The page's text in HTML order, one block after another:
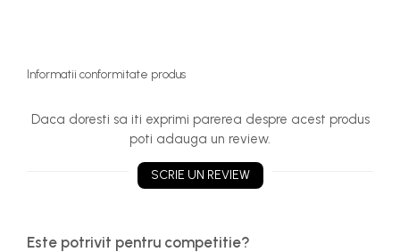
Informatii conformitate produs
Daca doresti sa iti exprimi parerea despre acest produs
poti adauga un review.
SCRIE UN REVIEW
Este potrivit pentru competitie?